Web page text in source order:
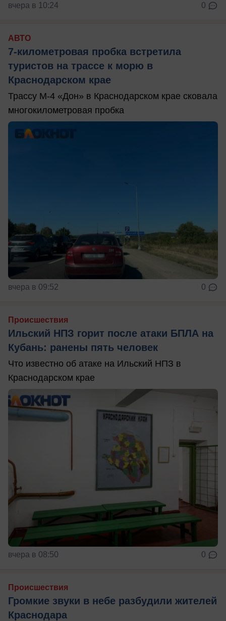
вчера в 10:24 0
АВТО
7-километровая пробка встретила
туристов на трассе к морю в
Краснодарском крае
Трассу М-4 «Дон» в Краснодарском крае сковала
многокилометровая пробка
вчера в 09:52 0
Происшествия
Ильский НПЗ горит после атаки БПЛА на
Кубань: ранены пять человек
Что известно об атаке на Ильский НПЗ в
Краснодарском крае
вчера в 08:50 0
Происшествия
Громкие звуки в небе разбудили жителей
Краснодара